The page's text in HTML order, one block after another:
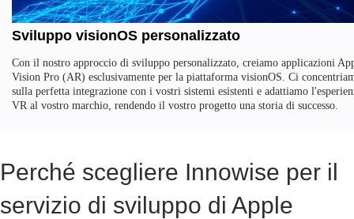
Sviluppo visionOS personalizzato
Con il nostro approccio di sviluppo personalizzato, creiamo applicazioni
Vision Pro (AR) esclusivamente per la piattaforma visionOS. Ci
sulla perfetta integrazione con i vostri sistemi esistenti e adattiamo
VR al vostro marchio, rendendo il vostro progetto una storia di successo.
Perché scegliere Innowise per il
servizio di sviluppo di Apple